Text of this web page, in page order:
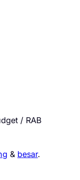
/ RAB
& besar.